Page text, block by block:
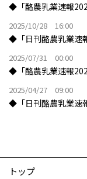
◆「酪農乳業速報
2025/10/28 16:00
◆「日刊酪農乳業速
2025/07/31 00:00
◆「酪農乳業速報
2025/04/27 09:00
◆「日刊酪農乳業速
トップ